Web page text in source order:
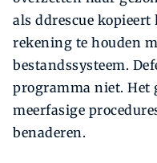
als ddrescue kopieert
rekening te houden
bestandssysteem.
programma niet. Het
meerfasige
benaderen.